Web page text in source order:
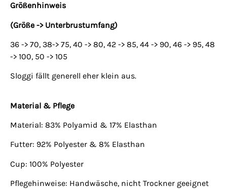
Größenhinweis
(Größe -> Unterbrustumfang)
36 -> 70, 38-> 75, 40 -> 80, 42 -> 85, 44 -> 90, 46 -> 95, 48
-> 100, 50 -> 105
Sloggi fällt generell eher klein aus.
Material & Pflege
Material: 83% Polyamid & 17% Elasthan
Futter: 92% Polyester & 8% Elasthan
Cup: 100% Polyester
Pflegehinweise: Handwäsche, nicht Trockner geeignet